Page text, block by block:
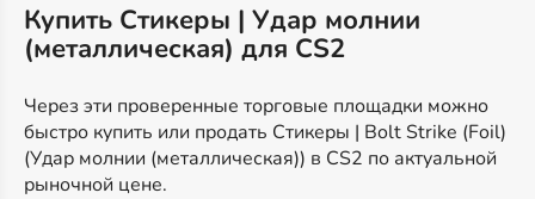
Купить Стикеры | Удар молнии
(металлическая) для CS2
Через эти проверенные торговые площадки можно
быстро купить или продать Стикеры | Bolt Strike (Foil)
(Удар молнии (металлическая)) в CS2 по актуальной
рыночной цене.